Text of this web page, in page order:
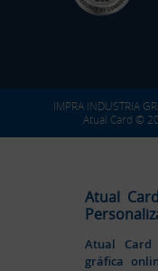
IMPRA INDUSTRIA
Atual Card ©
Atual
Atual Card
gráfica